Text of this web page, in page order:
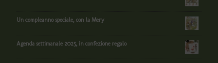
Un compleanno speciale, con la Mery
Agenda settimanale 2025, in confezione regalo